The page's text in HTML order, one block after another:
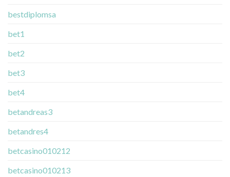
bestdiplomsa
bet1
bet2
bet3
bet4
betandreas3
betandres4
betcasino010212
betcasino010213